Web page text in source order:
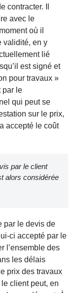
contracter. Il
avec le
où il
validité, en y
lié
est signé et
pour travaux »
par le
qui peut se
sur le prix,
accepté le coût
par le client
alors considérée
par le devis de
ci accepté par le
l’ensemble des
les délais
prix des travaux
client peut, en